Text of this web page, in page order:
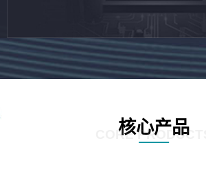
核心产品
CORE PRODUCTS